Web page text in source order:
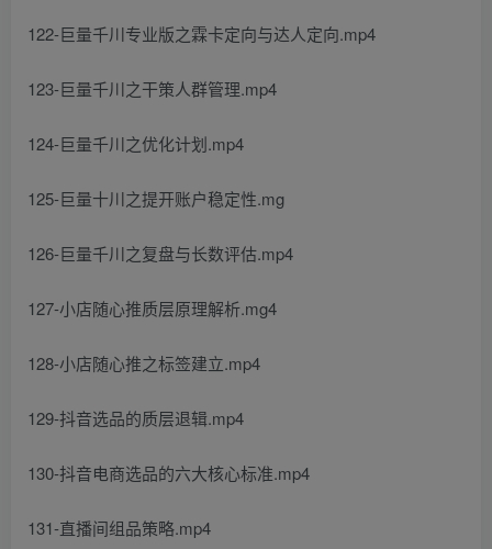
122-巨量千川专业版之霖卡定向与达人定向.mp4
123-巨量千川之干策人群管理.mp4
124-巨量千川之优化计划.mp4
125-巨量十川之提开账户稳定性.mg
126-巨量千川之复盘与长数评估.mp4
127-小店随心推质层原理解析.mg4
128-小店随心推之标签建立.mp4
129-抖音选品的质层退辑.mp4
130-抖音电商选品的六大核心标准.mp4
131-直播间组品策略.mp4